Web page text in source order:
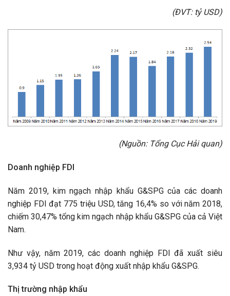
(ĐVT: tỷ USD)
(Nguồn: Tổng Cục Hải quan)
Doanh nghiệp FDI
Năm 2019, kim ngạch nhập khẩu G&SPG của các doanh
nghiệp FDI đạt 775 triệu USD, tăng 16,4% so với năm 2018,
chiếm 30,47% tổng kim ngạch nhập khẩu G&SPG của cả Việt
Nam.
Như vậy, năm 2019, các doanh nghiệp FDI đã xuất siêu
3,934 tỷ USD trong hoạt động xuất nhập khẩu G&SPG.
Thị trường nhập khẩu